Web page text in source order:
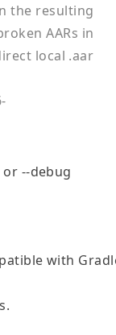
the resulting
AARs in
local .aar
--debug
with